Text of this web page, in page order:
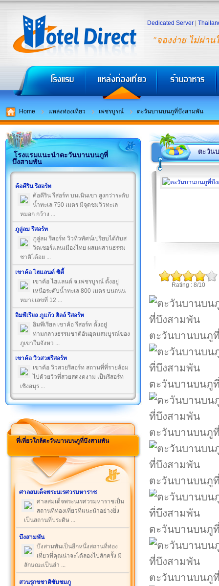
"จองง่าย ไม่ผ่าน
Dedicated Server
Home แหล่งท่องเที่ยว เพชรบูรณ์ ตะวันบานบนภูที่บึงสามพัน
โรงแรมแนะนำตะวันบานบนภูที่
บึงสามพัน
ค้อคีริน รีสอร์ท
ค้อคีริน รีสอร์ท บนเนินเขา สูงกว่าระดับ
น้ำทะเล 750 เมตร มีจุดชมวิวทะเล
หมอก กว้าง ...
ภูลู่ลม รีสอร์ท
ภูลู่ลม รีสอร์ท วิวทิวทัศน์เปรียบได้กับส
วิตเซอร์แลนเมืองไทย ผสมผสานธรรม
ชาติได้อย ...
เขาค้อ ไฮแลนด์ ซิตี้
เขาค้อ ไฮแลนด์ จ.เพชรบูรณ์ ตั้งอยู่
เหนือระดับน้ำทะเล 800 เมตร บนถนน
หมายเลขที่ 12 ...
อิมพีเรียล ภูแก้ว ฮิลล์ รีสอร์ท
อิมพีเรียล เขาค้อ รีสอร์ท ตั้งอยู่
ท่ามกลางธรรมชาติอันอุดมสมบูรณ์ของ
ภูเขาในจังหว ...
เขาค้อ วิวสวยรีสอร์ท
เขาค้อ วิวสวยรีสอร์ท สถานที่ที่รายล้อม
ไปด้วยวิวที่สวยสดงดงาม เป็นรีสอร์ท
เชิงอนุร ...
ที่เที่ยวใกล้ตะวันบานบนภูที่บึงสามพัน
ศาลสมเด็จพระนเรศวรมหาราช
ศาลสมเด็จพระนเรศวรมหาราชเป็น
สถานที่ท่องเที่ยวที่แนะนำอย่างยิ่ง
เป็นสถานที่ประดิษ ...
บึงสามพัน
บึงสามพันเป็นอีกหนึ่งสถานที่ท่อง
เที่ยวที่คุณน่าจะได้ลองไปสักครั้ง มี
ลักษณะเป็นลำ ...
สวนรุกขชาติซับชมภู
ตะวัน
Rating : 8/10
ตะวันบานบนภู
ตะวันบานบนภู
ตะวันบานบนภู
ตะวันบานบนภู
ตะวันบานบนภู
ตะวันบานบนภู